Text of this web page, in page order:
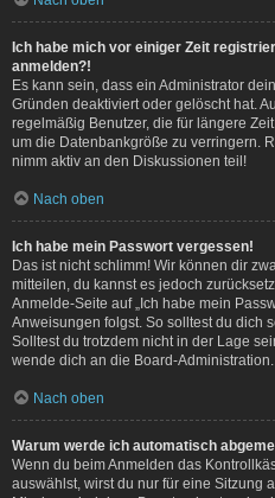
Ich habe mich vor einiger Zeit
anmelden?!
Es kann sein, dass ein Administrator
Gründen deaktiviert oder gelöscht hat.
regelmäßig Benutzer, die für längere
um die Datenbankgröße zu verringern.
nimm aktiv an den Diskussionen teil!
Nach oben
Ich habe mein Passwort vergessen!
Das ist nicht schlimm! Wir können dir
mitteilen, du kannst es jedoch
Anmelde-Seite auf „Ich habe mein
Anweisungen folgst. So solltest du dich
Solltest du trotzdem nicht in der Lage
wende dich an die Board-Administration.
Nach oben
Warum werde ich automatisch
Wenn du beim Anmelden das
auswählst, wirst du nur für eine Sitzung